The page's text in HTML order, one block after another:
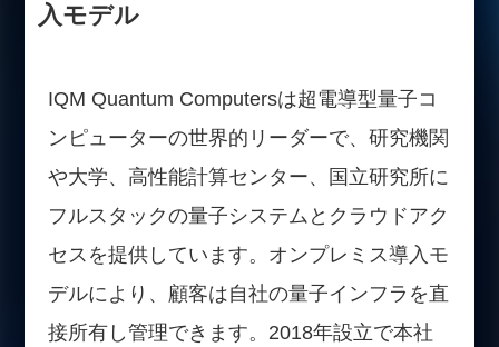
入モデル
IQM Quantum Computersは超電導型量子コ
ンピューターの世界的リーダーで、研究機関
や大学、高性能計算センター、国立研究所に
フルスタックの量子システムとクラウドアク
セスを提供しています。オンプレミス導入モ
デルにより、顧客は自社の量子インフラを直
接所有し管理できます。2018年設立で本社